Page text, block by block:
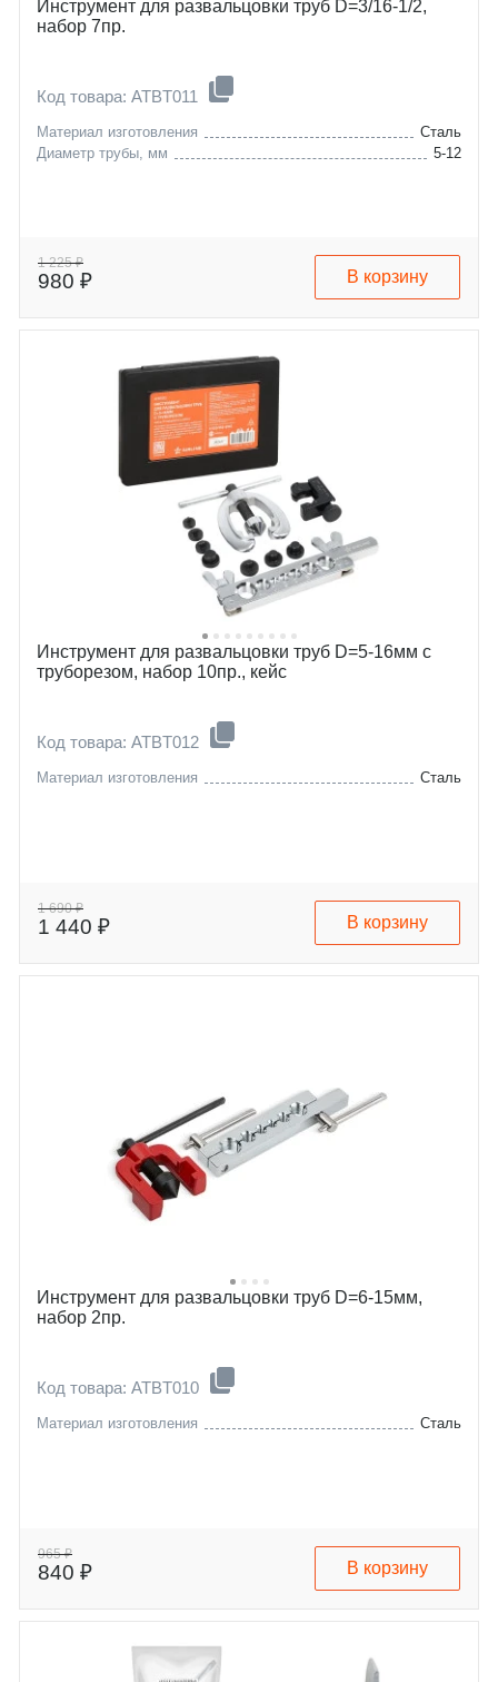
Инструмент для развальцовки труб D=3/16-1/2,
набор 7пр.
Код товара: ATBT011
Материал изготовления
Сталь
Диаметр трубы, мм
5-12
1 225 ₽
980 ₽ В корзину
Инструмент для развальцовки труб D=5-16мм с
труборезом, набор 10пр., кейс
Код товара: ATBT012
Материал изготовления Сталь
1 690 ₽
1 440 ₽ В корзину
Инструмент для развальцовки труб D=6-15мм,
набор 2пр.
Код товара: ATBT010
Материал изготовления Сталь
965 ₽
840 ₽ В корзину